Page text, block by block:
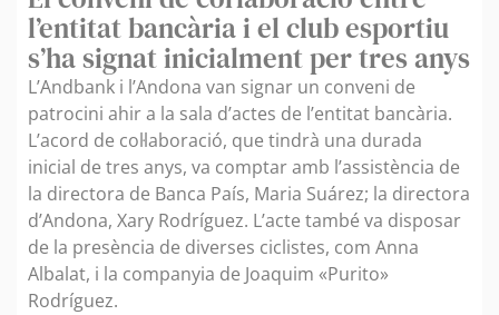
l’entitat bancària i el club esportiu
s’ha signat inicialment per tres anys
L’Andbank i l’Andona van signar un conveni de
patrocini ahir a la sala d’actes de l’entitat bancària.
L’acord de col·laboració, que tindrà una durada
inicial de tres anys, va comptar amb l’assistència de
la directora de Banca País, Maria Suárez; la directora
d’Andona, Xary Rodríguez. L’acte també va disposar
de la presència de diverses ciclistes, com Anna
Albalat, i la companyia de Joaquim «Purito»
Rodríguez.